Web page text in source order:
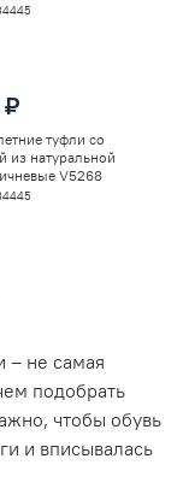
4445
₽
туфли со
из натуральной
V5268
4445
– не самая
подобрать
чтобы обувь
и вписывалась